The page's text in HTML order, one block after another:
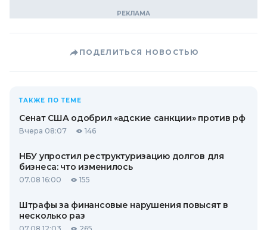
ПОДЕЛИТЬСЯ НОВОСТЬЮ
ТАКЖЕ ПО ТЕМЕ
Сенат США одобрил «адские санкции» против рф
Вчера 08:07 146
НБУ упростил реструктуризацию долгов для
бизнеса: что изменилось
07.08 16:00 155
Штрафы за финансовые нарушения повысят в
несколько раз